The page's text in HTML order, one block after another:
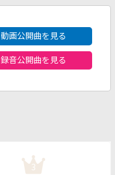
動画公開曲を見る
録音公開曲を見る
3